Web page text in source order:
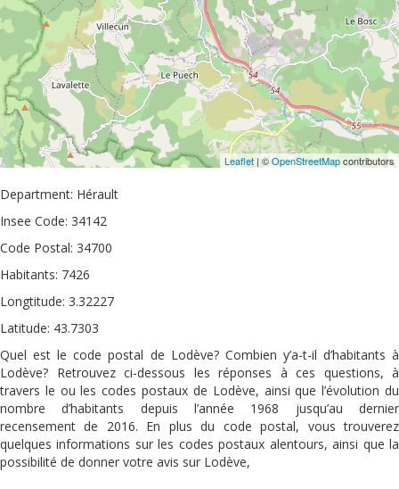
Leaflet | ©OpenStreetMapcontributors
Department: Hérault
Insee Code: 34142
Code Postal: 34700
Habitants: 7426
Longtitude: 3.32227
Latitude: 43.7303
Quel est le code postal de Lodève? Combien y’a-t-il d’habitants à
Lodève? Retrouvez ci-dessous les réponses à ces questions, à
travers le ou les codes postaux de Lodève, ainsi que l’évolution du
nombre d’habitants depuis l’année 1968 jusqu’au dernier
recensement de 2016. En plus du code postal, vous trouverez
quelques informations sur les codes postaux alentours, ainsi que la
possibilité de donner votre avis sur Lodève,